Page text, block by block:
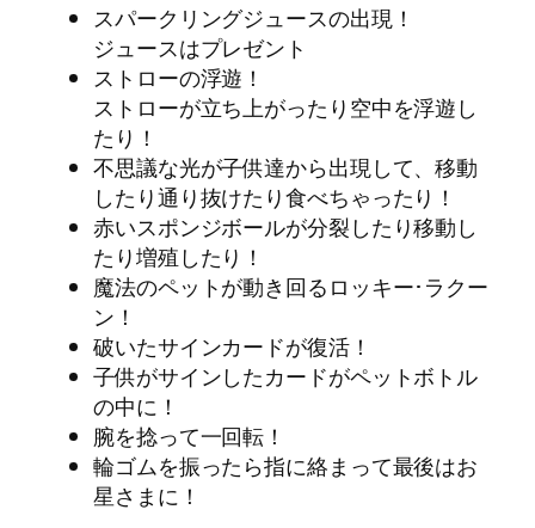
スパークリングジュースの出現！
ジュースはプレゼント
ストローの浮遊！
ストローが立ち上がったり空中を浮遊し
たり！
不思議な光が子供達から出現して、移動
したり通り抜けたり食べちゃったり！
赤いスポンジボールが分裂したり移動し
たり増殖したり！
魔法のペットが動き回るロッキー･ラクー
ン！
破いたサインカードが復活！
子供がサインしたカードがペットボトル
の中に！
腕を捻って一回転！
輪ゴムを振ったら指に絡まって最後はお
星さまに！